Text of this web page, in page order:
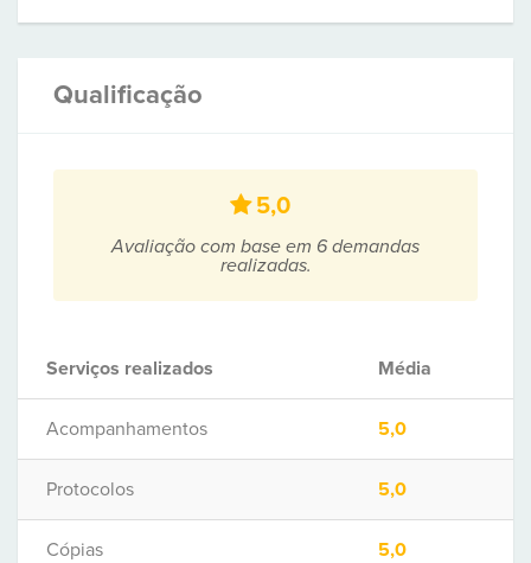
Qualificação
5,0
Avaliação com base em 6 demandas
realizadas.
Serviços realizados Média
Acompanhamentos 5,0
Protocolos 5,0
Cópias 5,0